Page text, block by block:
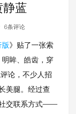
蓝
6条评论
版》贴了一张索
眸、皓齿，穿
论，不少人招
美腿。经过查
社交联系方式——